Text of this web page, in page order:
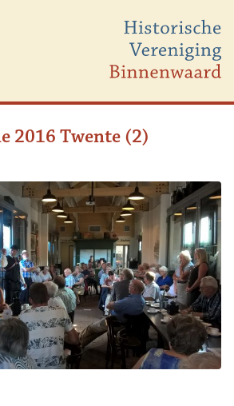
2016 Twente (2)